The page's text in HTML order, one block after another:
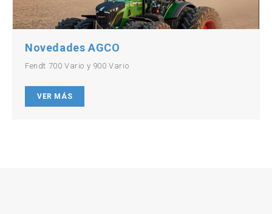
Novedades AGCO
Fendt 700 Vario y 900 Vario
VER MÁS